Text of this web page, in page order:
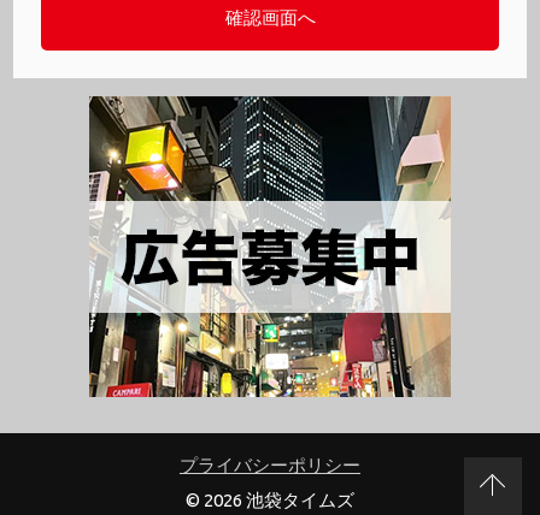
プライバシーポリシー
© 2026 池袋タイムズ